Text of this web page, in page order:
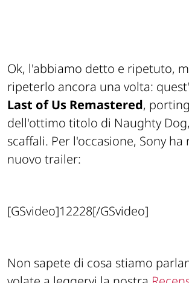
Ok, l'abbiamo detto e ripetuto,
ripeterlo ancora una volta:
Last of Us Remastered,
dell'ottimo titolo di Naughty
scaffali. Per l'occasione, Sony
nuovo trailer:
[GSvideo]12228[/GSvideo]
Non sapete di cosa stiamo